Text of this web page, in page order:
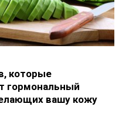
которые
гормональный
вашу кожу